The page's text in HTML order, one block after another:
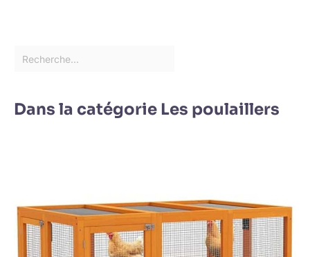
Dans la catégorie Les poulaillers